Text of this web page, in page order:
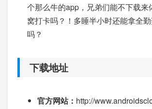
个那么牛的app，兄弟们能不下载来
窝打卡吗？！多睡半小时还能拿全
吗？
下载地址
官方网站： http://